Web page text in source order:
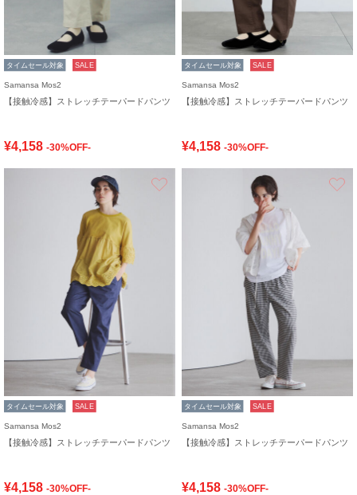
タイムセール対象 SALE
Samansa Mos2
【接触冷感】ストレッチテーパードパンツ
¥4,158 -30%OFF-
タイムセール対象 SALE
Samansa Mos2
【接触冷感】ストレッチテーパードパンツ
¥4,158 -30%OFF-
タイムセール対象 SALE
Samansa Mos2
【接触冷感】ストレッチテーパードパンツ
¥4,158 -30%OFF-
タイムセール対象 SALE
Samansa Mos2
【接触冷感】ストレッチテーパードパンツ
¥4,158 -30%OFF-